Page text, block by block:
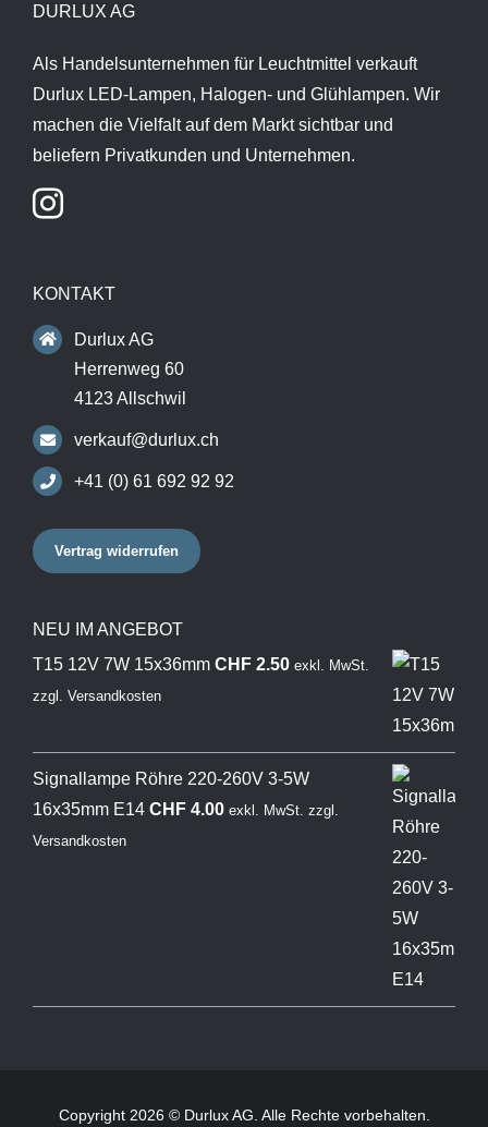
DURLUX AG
Als Handelsunternehmen für Leuchtmittel verkauft
Durlux LED-Lampen, Halogen- und Glühlampen. Wir
machen die Vielfalt auf dem Markt sichtbar und
beliefern Privatkunden und Unternehmen.
KONTAKT
Durlux AG
Herrenweg 60
4123 Allschwil
verkauf@durlux.ch
+41 (0) 61 692 92 92
Vertrag widerrufen
NEU IM ANGEBOT
T15 12V 7W 15x36mm CHF2.50 exkl. MwSt.
zzgl. Versandkosten
Signallampe Röhre 220-260V 3-5W
16x35mm E14 CHF4.00 exkl. MwSt. zzgl.
Versandkosten
Copyright 2026 © Durlux AG. Alle Rechte vorbehalten.